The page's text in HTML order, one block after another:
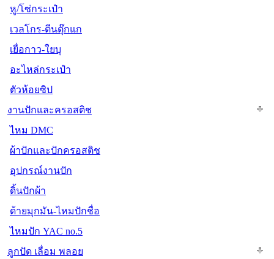
หู/โซ่กระเป๋า
เวลโกร-ตีนตุ๊กแก
เยื่อกาว-ใยบุ
อะไหล่กระเป๋า
ตัวห้อยซิป
งานปักและครอสติช
ไหม DMC
ผ้าปักและปักครอสติช
อุปกรณ์งานปัก
ดิ้นปักผ้า
ด้ายมุกมัน-ไหมปักชื่อ
ไหมปัก YAC no.5
ลูกปัด เลื่อม พลอย